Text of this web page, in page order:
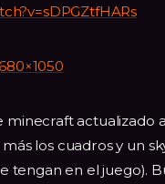
actualizado
los cuadros y un
tengan en el juego).